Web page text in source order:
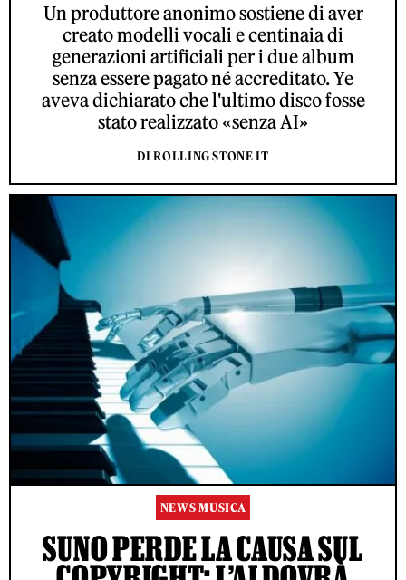
Un produttore anonimo sostiene di aver
creato modelli vocali e centinaia di
generazioni artificiali per i due album
senza essere pagato né accreditato. Ye
aveva dichiarato che l'ultimo disco fosse
stato realizzato «senza AI»
DI ROLLING STONE IT
NEWS MUSICA
SUNO PERDE LA CAUSA SUL